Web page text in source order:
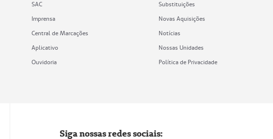
SAC
Imprensa
Central de Marcações
Aplicativo
Ouvidoria
Substituições
Novas Aquisições
Notícias
Nossas Unidades
Política de Privacidade
Siga nossas redes sociais: